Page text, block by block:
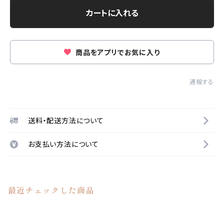
カートに入れる
商品をアプリでお気に入り
通報する
送料・配送方法について
お支払い方法について
最近チェックした商品